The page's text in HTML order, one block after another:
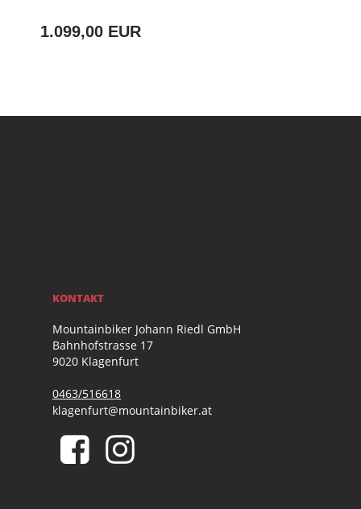
1.099,00 EUR
KONTAKT
Mountainbiker Johann Riedl GmbH
Bahnhofstrasse 17
9020 Klagenfurt
0463/516618
klagenfurt@mountainbiker.at